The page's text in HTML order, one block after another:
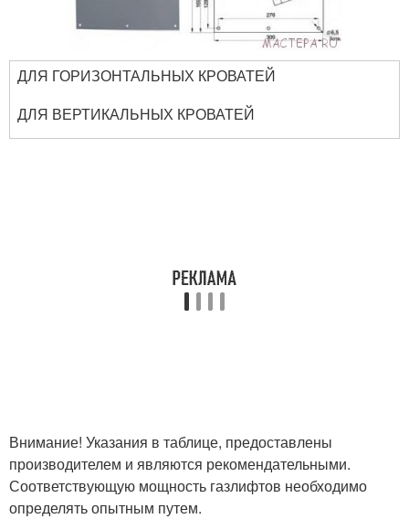
ДЛЯ ГОРИЗОНТАЛЬНЫХ КРОВАТЕЙ
ДЛЯ ВЕРТИКАЛЬНЫХ КРОВАТЕЙ
Внимание! Указания в таблице, предоставлены
производителем и являются рекомендательными.
Соответствующую мощность газлифтов необходимо
определять опытным путем.